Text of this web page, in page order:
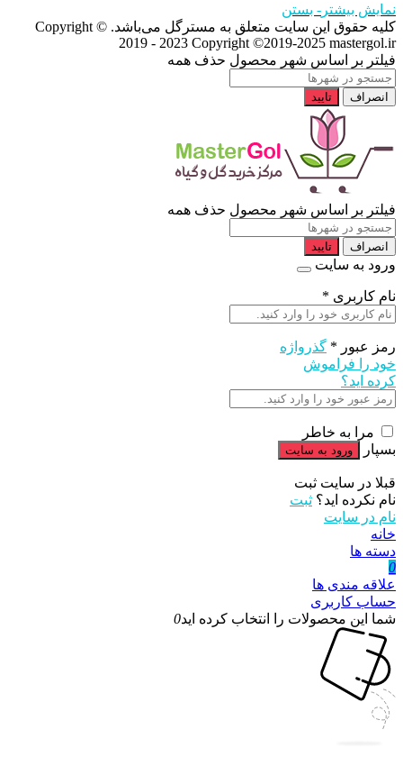
نمایش بیشتر - بستن
کلیه حقوق این سایت متعلق به مسترگل می‌باشد. Copyright ©
2019 - 2023 Copyright ©2019-2025 mastergol.ir
فیلتر بر اساس شهر محصول حذف همه
انصراف تایید
فیلتر بر اساس شهر محصول حذف همه
انصراف تایید
ورود به سایت
نام کاربری *
رمز عبور * گذرواژه
خود را فراموش
کرده اید؟
مرا به خاطر
بسپار
قبلا در سایت ثبت
نام نکرده اید؟ ثبت
نام در سایت
خانه
دسته ها
0
علاقه مندی ها
حساب کاربری
شما این محصولات را انتخاب کرده اید0